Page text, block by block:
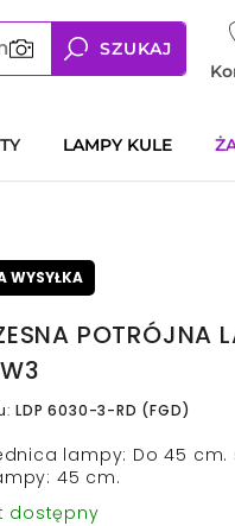
SZUKAJ
LAMPY KULE
WYSYŁKA
POTRÓJNA
:LDP 6030-3-RD (FGD)
lampy: Do 45 cm.
45 cm.
dostępny